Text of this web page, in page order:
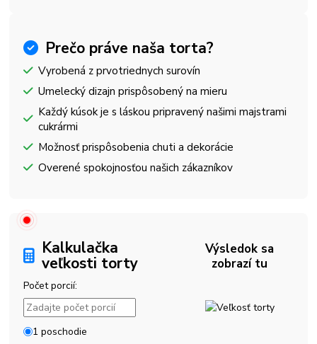
Prečo práve naša torta?
Vyrobená z prvotriednych surovín
Umelecký dizajn prispôsobený na mieru
Každý kúsok je s láskou pripravený našimi majstrami
cukrármi
Možnosť prispôsobenia chuti a dekorácie
Overené spokojnosťou našich zákazníkov
Kalkulačka
veľkosti torty
Počet porcií:
1 poschodie
Výsledok sa
zobrazí tu